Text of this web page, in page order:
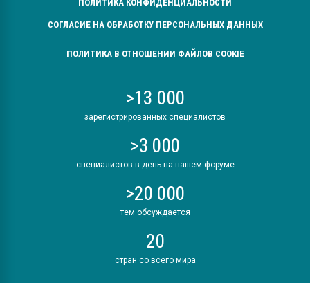
ПОЛИТИКА КОНФИДЕНЦИАЛЬНОСТИ
СОГЛАСИЕ НА ОБРАБОТКУ ПЕРСОНАЛЬНЫХ ДАННЫХ
ПОЛИТИКА В ОТНОШЕНИИ ФАЙЛОВ COOKIE
>13 000
зарегистрированных специалистов
>3 000
специалистов в день на нашем форуме
>20 000
тем обсуждается
20
стран со всего мира